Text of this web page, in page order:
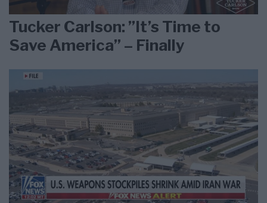
Tucker Carlson: ”It’s Time to
Save America” – Finally